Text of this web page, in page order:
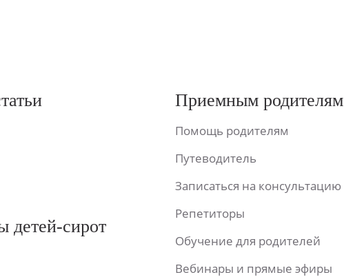
детей-сирот
Приемным родителям
Помощь родителям
Путеводитель
Записаться на консультацию
Репетиторы
Обучение для родителей
Вебинары и прямые эфиры